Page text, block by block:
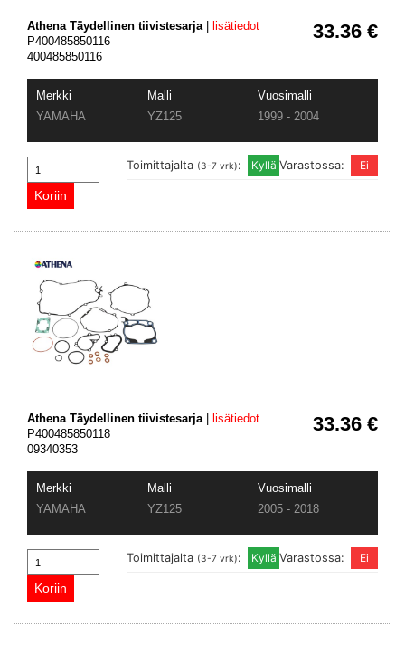
33.36 €
Athena Täydellinen tiivistesarja|
lisätiedot
P400485850116
400485850116
Merkki Malli
Vuosimalli
YAMAHA
YZ125 1999 - 2004
Varastossa:
Toimittajalta (3-7 vrk):
33.36 €
Athena Täydellinen tiivistesarja|
lisätiedot
P400485850118
09340353
Merkki Malli
Vuosimalli
YAMAHA
YZ125 2005 - 2018
Varastossa:
Toimittajalta (3-7 vrk):